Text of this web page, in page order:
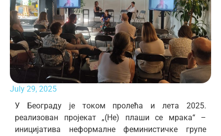
July 29, 2025
У Београду је током пролећа и лета 2025.
реализован пројекат „(Не) плаши се мрака“ –
иницијатива неформалне феминистичке групе